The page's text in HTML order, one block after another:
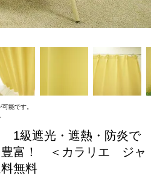
能です。
1級遮光・遮熱・防炎で
豊富！ ＜カラリエ ジャ
無料